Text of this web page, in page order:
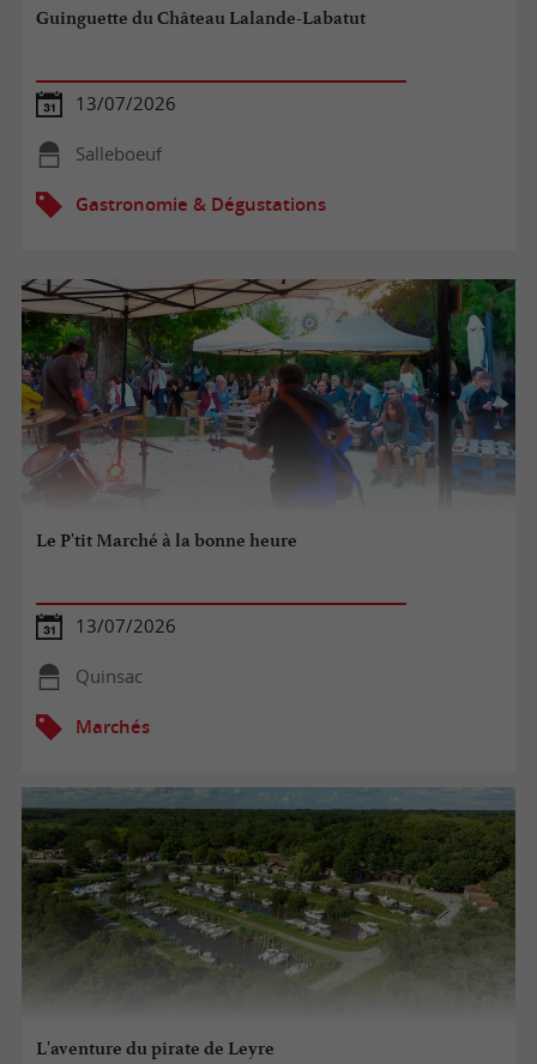
Guinguette du Château Lalande-Labatut
13/07/2026
Salleboeuf
Gastronomie & Dégustations
Le P'tit Marché à la bonne heure
13/07/2026
Quinsac
Marchés
L'aventure du pirate de Leyre